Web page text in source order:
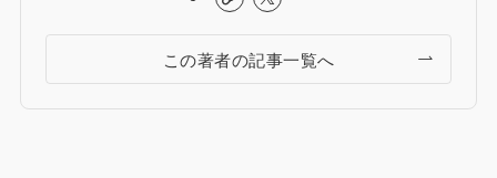
この著者の記事一覧へ